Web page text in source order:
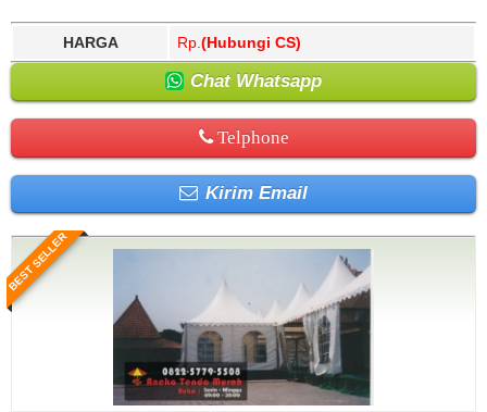
HARGA Rp. (Hubungi CS)
Chat Whatsapp
Telphone
Kirim Email
BEST SELLER